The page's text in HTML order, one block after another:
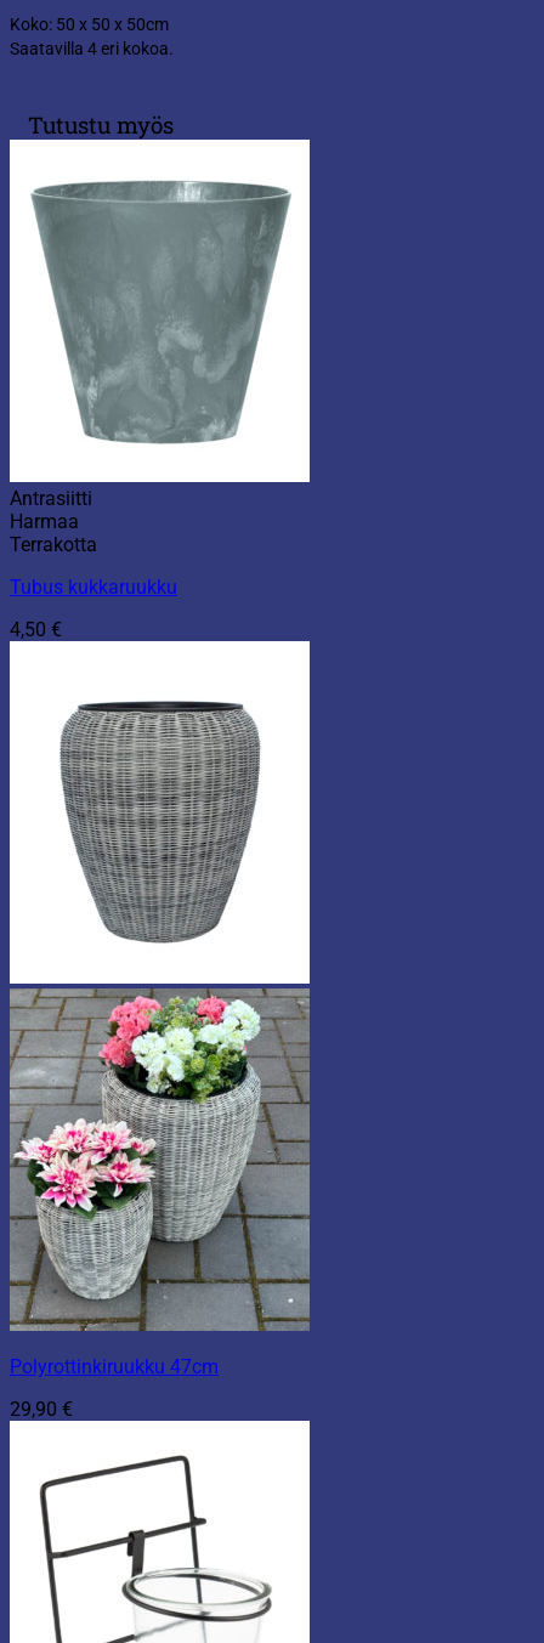
Koko: 50 x 50 x 50cm
Saatavilla 4 eri kokoa.
Tutustu myös
Antrasiitti
Harmaa
Terrakotta
Tubus kukkaruukku
4,50 €
Polyrottinkiruukku 47cm
29,90 €